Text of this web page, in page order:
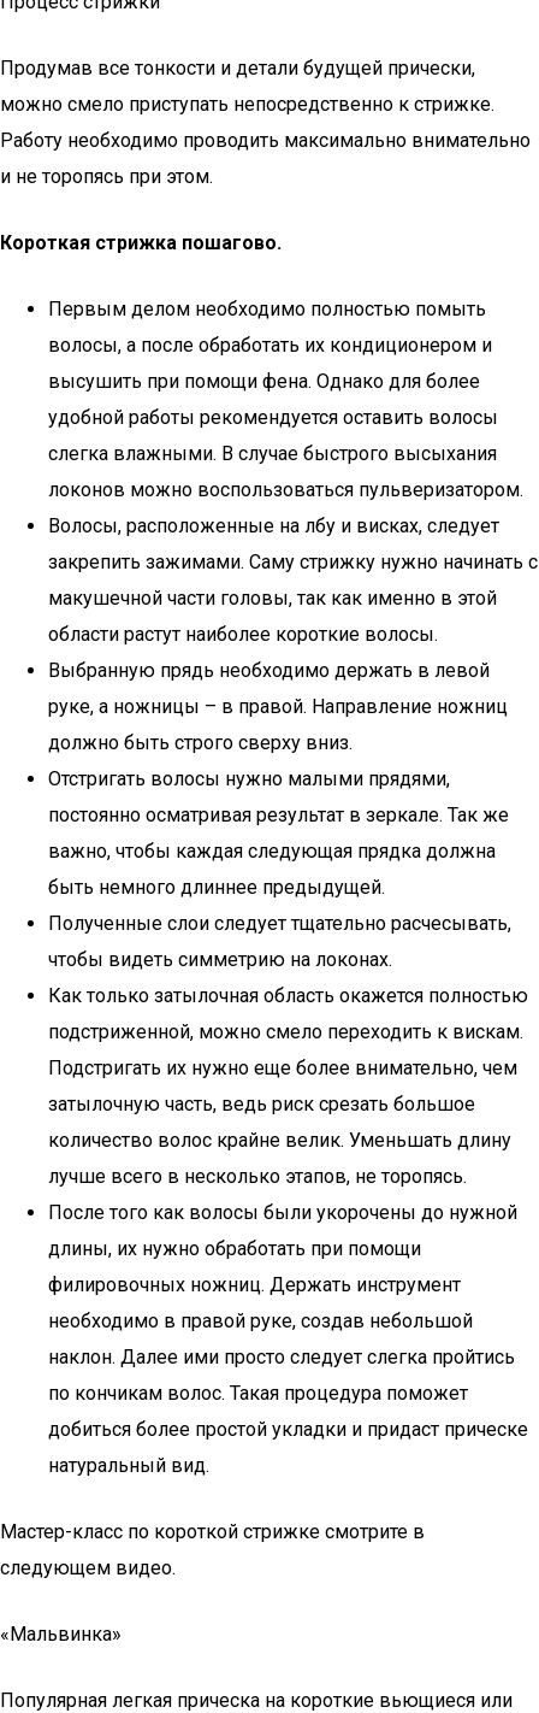
Продумав все тонкости и детали будущей прически,
можно смело приступать непосредственно к стрижке.
Работу необходимо проводить максимально внимательно
и не торопясь при этом.
Короткая стрижка пошагово.
Первым делом необходимо полностью помыть
волосы, а после обработать их кондиционером и
высушить при помощи фена. Однако для более
удобной работы рекомендуется оставить волосы
слегка влажными. В случае быстрого высыхания
локонов можно воспользоваться пульверизатором.
Волосы, расположенные на лбу и висках, следует
закрепить зажимами. Саму стрижку нужно начинать с
макушечной части головы, так как именно в этой
области растут наиболее короткие волосы.
Выбранную прядь необходимо держать в левой
руке, а ножницы – в правой. Направление ножниц
должно быть строго сверху вниз.
Отстригать волосы нужно малыми прядями,
постоянно осматривая результат в зеркале. Так же
важно, чтобы каждая следующая прядка должна
быть немного длиннее предыдущей.
Полученные слои следует тщательно расчесывать,
чтобы видеть симметрию на локонах.
Как только затылочная область окажется полностью
подстриженной, можно смело переходить к вискам.
Подстригать их нужно еще более внимательно, чем
затылочную часть, ведь риск срезать большое
количество волос крайне велик. Уменьшать длину
лучше всего в несколько этапов, не торопясь.
После того как волосы были укорочены до нужной
длины, их нужно обработать при помощи
филировочных ножниц. Держать инструмент
необходимо в правой руке, создав небольшой
наклон. Далее ими просто следует слегка пройтись
по кончикам волос. Такая процедура поможет
добиться более простой укладки и придаст прическе
натуральный вид.
Мастер-класс по короткой стрижке смотрите в
следующем видео.
«Мальвинка»
Популярная легкая прическа на короткие вьющиеся или